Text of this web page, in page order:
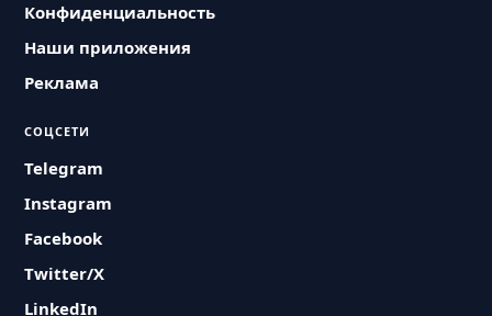
Конфиденциальность
Наши приложения
Реклама
СОЦСЕТИ
Telegram
Instagram
Facebook
Twitter/X
LinkedIn